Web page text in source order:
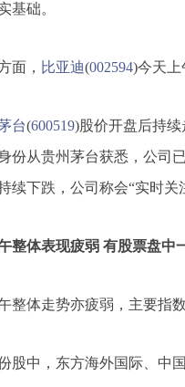
基础。
面， 比亚迪(002594)今天上
台(600519)股价开盘后持
份从贵州茅台获悉，公司
续下跌，公司称会“实时关
整体表现疲弱 有股票盘中
整体走势亦疲弱，主要指
股中，东方海外国际、中